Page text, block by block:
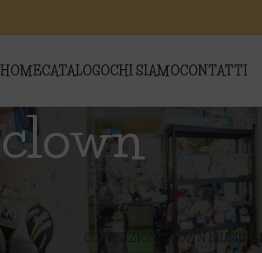
HOMECATALOGOCHI SIAMOCONTATTI
clown
Show
COSTRUZIONI CLOWN MUSICALE